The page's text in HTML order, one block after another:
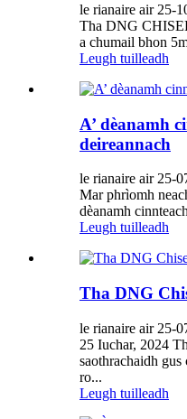
le rianaire air 25-
Tha DNG
a chumail bhon
Leugh tuilleadh
A’ dèanamh
deireannach
le rianaire air 25-
Mar phrìomh
dèanamh
Leugh tuilleadh
Tha DNG
le rianaire air 25-
25 Iuchar, 2024
saothrachaidh
ro...
Leugh tuilleadh